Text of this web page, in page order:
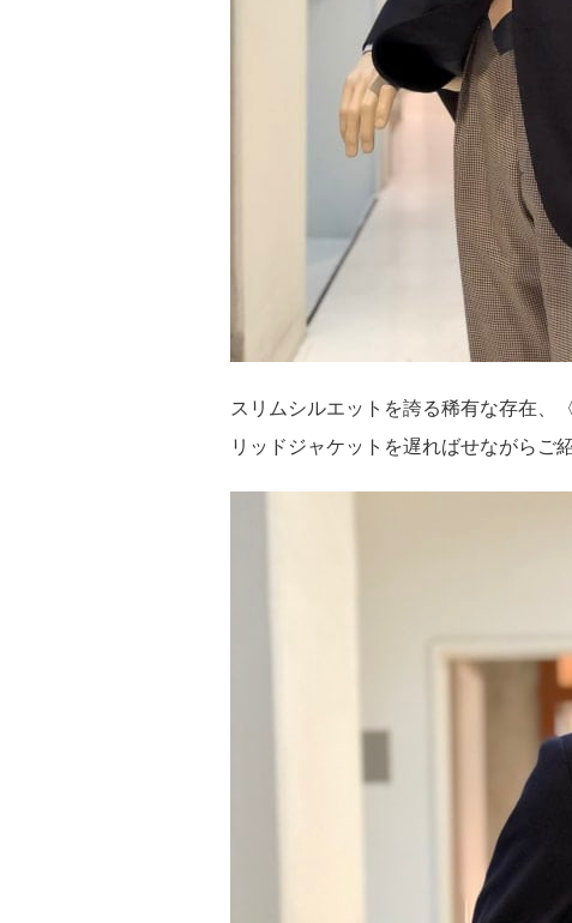
スリムシルエットを誇る稀有な存在、
リッドジャケットを遅ればせながらご